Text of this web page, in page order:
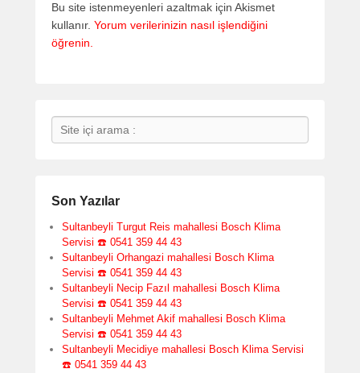
Bu site istenmeyenleri azaltmak için Akismet
kullanır. Yorum verilerinizin nasıl işlendiğini
öğrenin.
Search
Son Yazılar
Sultanbeyli Turgut Reis mahallesi Bosch Klima
Servisi ☎️ 0541 359 44 43
Sultanbeyli Orhangazi mahallesi Bosch Klima
Servisi ☎️ 0541 359 44 43
Sultanbeyli Necip Fazıl mahallesi Bosch Klima
Servisi ☎️ 0541 359 44 43
Sultanbeyli Mehmet Akif mahallesi Bosch Klima
Servisi ☎️ 0541 359 44 43
Sultanbeyli Mecidiye mahallesi Bosch Klima Servisi
☎️ 0541 359 44 43